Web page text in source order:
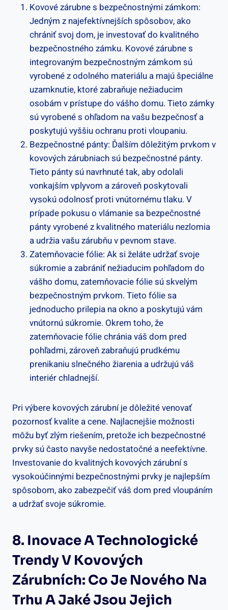
Kovové zárubne s bezpečnostnými zámkom:
Jedným z najefektívnejších spôsobov, ako
chrániť svoj dom, je investovať do kvalitného
bezpečnostného zámku. Kovové zárubne s
integrovaným bezpečnostným zámkom sú
vyrobené z odolného materiálu a majú špeciálne
uzamknutie, ktoré zabraňuje nežiaducim
osobám v prístupe do vášho domu. Tieto zámky
sú vyrobené s ohľadom na vašu bezpečnosť a
poskytujú vyššiu ochranu proti vloupaniu.
Bezpečnostné pánty: Ďalším dôležitým prvkom v
kovových zárubniach sú bezpečnostné pánty.
Tieto pánty sú navrhnuté tak, aby odolali
vonkajším vplyvom a zároveň poskytovali
vysokú odolnosť proti vnútornému tlaku. V
prípade pokusu o vlámanie sa bezpečnostné
pánty vyrobené z kvalitného materiálu nezlomia
a udržia vašu zárubňu v pevnom stave.
Zatemňovacie fólie: Ak si želáte udržať svoje
súkromie a zabrániť nežiaducim pohľadom do
vášho domu, zatemňovacie fólie sú skvelým
bezpečnostným prvkom. Tieto fólie sa
jednoducho prilepia na okno a poskytujú vám
vnútornú súkromie. Okrem toho, že
zatemňovacie fólie chránia váš dom pred
pohľadmi, zároveň zabraňujú prudkému
prenikaniu slnečného žiarenia a udržujú váš
interiér chladnejší.
Pri výbere kovových zárubní je dôležité venovať
pozornosť kvalite a cene. Najlacnejšie možnosti
môžu byť zlým riešením, pretože ich bezpečnostné
prvky sú často navyše nedostatočné a neefektívne.
Investovanie do kvalitných kovových zárubní s
vysokoúčinnými bezpečnostnými prvky je najlepším
spôsobom, ako zabezpečiť váš dom pred vloupáním
a udržať svoje súkromie.
8. Inovace A Technologické
Trendy V Kovových
Zárubních: Co Je Nového Na
Trhu A Jaké Jsou Jejich